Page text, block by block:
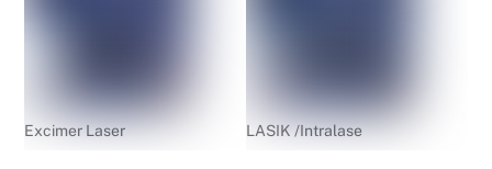
Excimer Laser LASIK /Intralase